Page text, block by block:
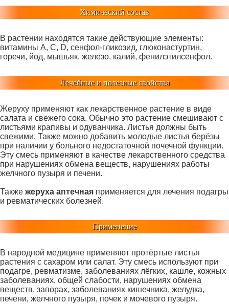
Химический состав
В растении находятся такие действующие элементы:
витамины А, С, D, сенфол-гликозид, глюконастуртин,
горечи, йод, мышьяк, железо, калий, фенилэтилсенфол.
Лечебные и полезные свойства
Жеруху применяют как лекарственное растение в виде
салата и свежего сока. Обычно это растение смешивают с
листьями крапивы и одуванчика. Листья должны быть
свежими. Также можно добавить молодые листья берёзы
при наличии у больного недостаточной почечной функции.
Эту смесь применяют в качестве лекарственного средства
при нарушениях обмена веществ, нарушениях работы
желчного пузыря и печени.
Также жеруха аптечная применяется для лечения подагры
и ревматических болезней.
Применение
В народной медицине применяют протёртые листья
растения с сахаром или салат. Эту смесь используют при
подагре, ревматизме, заболеваниях лёгких, кашле, кожных
заболеваниях, общей слабости, нарушениях обмена
веществ, запорах, заболеваниях кишечника, желудка,
печени, желчного пузыря, почек и мочевого пузыря.